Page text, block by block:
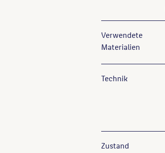
Verwendete
Materialien
Technik
Zustand